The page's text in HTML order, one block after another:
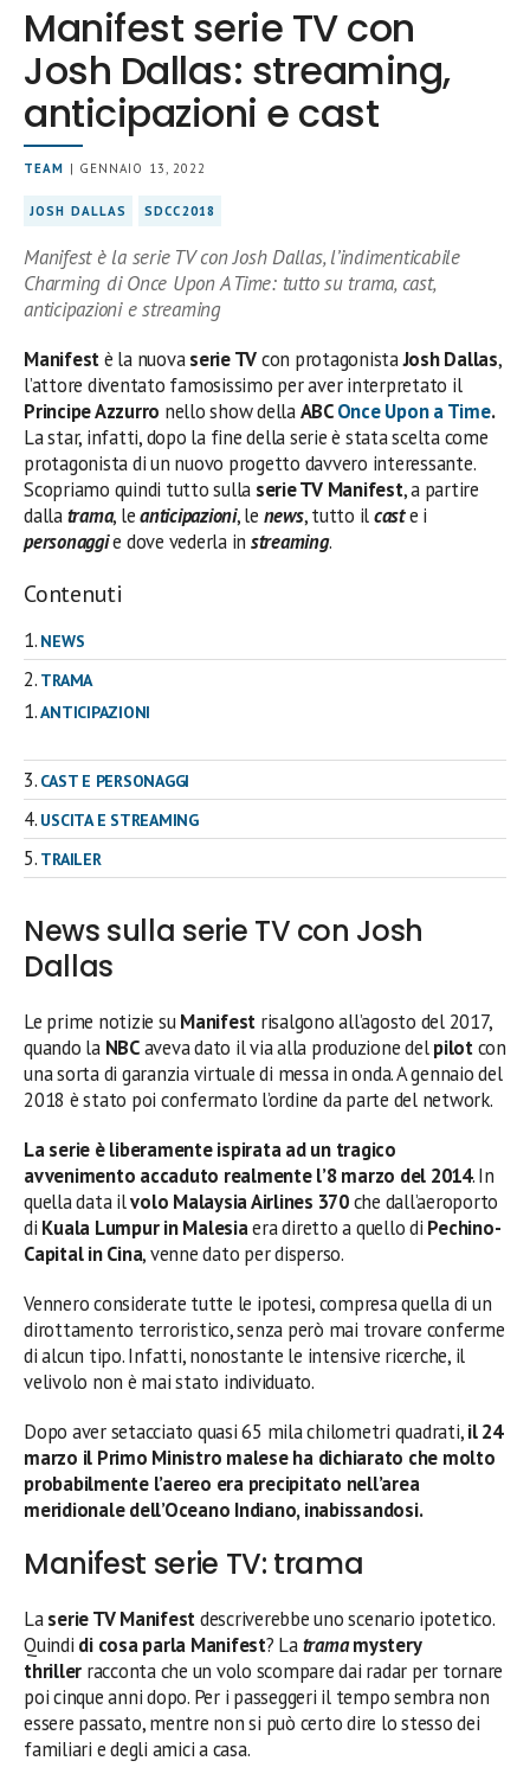
Manifest serie TV con
Josh Dallas: streaming,
anticipazioni e cast
TEAM | GENNAIO 13, 2022
JOSH DALLAS SDCC2018
Manifest è la serie TV con Josh Dallas, l’indimenticabile
Charming di Once Upon A Time: tutto su trama, cast,
anticipazioni e streaming
Manifestè la nuovaserie TVcon protagonistaJosh Dallas,
l’attore diventato famosissimo per aver interpretato il
Principe Azzurro nello show dellaABCOnce Upon a Time.
La star, infatti, dopo la fine della serie è stata scelta come
protagonista di un nuovo progetto davvero interessante.
Scopriamo quindi tutto sulla serie TV Manifest, a partire
dallatrama, leanticipazioni, le news, tutto ilcaste i
personaggie dove vederla in streaming.
Contenuti
NEWS
TRAMA
ANTICIPAZIONI
CAST E PERSONAGGI
USCITA E STREAMING
TRAILER
News sulla serie TV con Josh
Dallas
Le prime notizie suManifest risalgono all’agosto del 2017,
quando la NBCaveva dato il via alla produzione delpilotcon
una sorta di garanzia virtuale di messa in onda. A gennaio del
2018 è stato poi confermato l’ordine da parte del network.
La serie è liberamente ispirata ad un tragico
avvenimento accaduto realmente l’8 marzo del 2014. In
quella data ilvolo Malaysia Airlines 370che dall’aeroporto
di Kuala Lumpur in Malesiaera diretto a quello di Pechino-
Capital in Cina, venne dato per disperso.
Vennero considerate tutte le ipotesi, compresa quella di un
dirottamento terroristico, senza però mai trovare conferme
di alcun tipo. Infatti, nonostante le intensive ricerche, il
velivolo non è mai stato individuato.
Dopo aver setacciato quasi 65 mila chilometri quadrati,il 24
marzo il Primo Ministro malese ha dichiarato che molto
probabilmente l’aereo era precipitato nell’area
meridionale dell’Oceano Indiano, inabissandosi.
Manifest serie TV: trama
Laserie TV Manifestdescriverebbe uno scenario ipotetico.
Quindi di cosa parla Manifest? Latramamystery
thriller racconta che un volo scompare dai radar per tornare
poi cinque anni dopo. Per i passeggeri il tempo sembra non
essere passato, mentre non si può certo dire lo stesso dei
familiari e degli amici a casa.